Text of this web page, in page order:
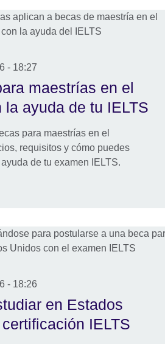
- 18:27
maestrías en el
la ayuda de tu IELTS
para maestrías en el
requisitos y cómo puedes
de tu examen IELTS.
- 18:26
en Estados
IELTS